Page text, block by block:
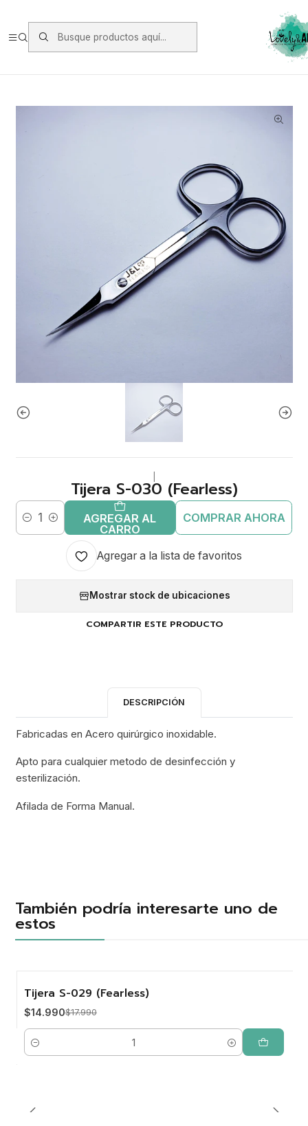
https://www.starken.cl/
Tijera S-030 (Fearless)
Cantidad
AGREGAR AL
CARRO
COMPRAR AHORA
Agregar a la lista de favoritos
Mostrar stock de ubicaciones
COMPARTIR ESTE PRODUCTO
DESCRIPCIÓN
Fabricadas en Acero quirúrgico inoxidable.
Apto para cualquier metodo de desinfección y
esterilización.
Afilada de Forma Manual.
También podría interesarte uno de
estos
-17%
Tijera S-029 (Fearless)
$14.990$17.990
Cantidad